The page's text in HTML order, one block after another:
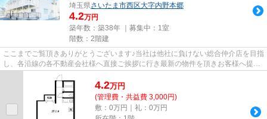
埼玉県さいたま市西区大字内野本郷
4.2万円
築年数：築38年 ｜募集中： 1室
階数：2階建
ここまでご覧頂きありがとうございます♪当社は他社に負けない総合仲介店を目指
し、各沿線の各不動産会社様へ直接ご挨拶に行き最新の物件を頂きお客様へ提供
しております！最新の情報は...
4.2万円
(管理費・共益費 3,000円)
敷：0万円｜礼：0万円